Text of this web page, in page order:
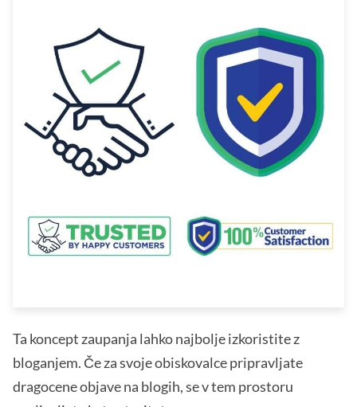
Ta koncept zaupanja lahko najbolje izkoristite z
bloganjem. Če za svoje obiskovalce pripravljate
dragocene objave na blogih, se v tem prostoru